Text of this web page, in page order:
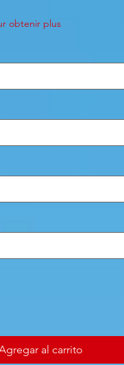
obtenir plus
al carrito